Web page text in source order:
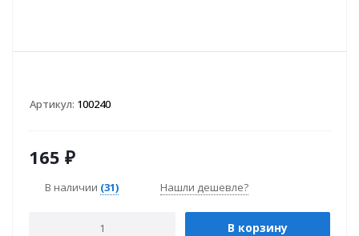
Артикул: 100240
165 ₽
В наличии (31) Нашли дешевле?
В корзину